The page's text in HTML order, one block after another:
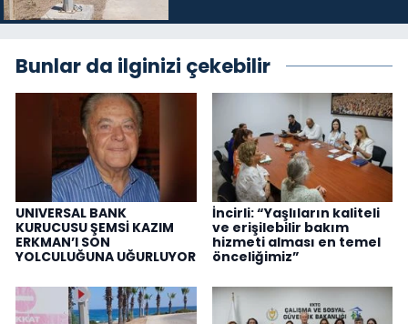
Bunlar da ilginizi çekebilir
UNIVERSAL BANK
KURUCUSU ŞEMSİ KAZIM
ERKMAN’I SON
YOLCULUĞUNA UĞURLUYOR
İncirli: “Yaşlıların kaliteli
ve erişilebilir bakım
hizmeti alması en temel
önceliğimiz”